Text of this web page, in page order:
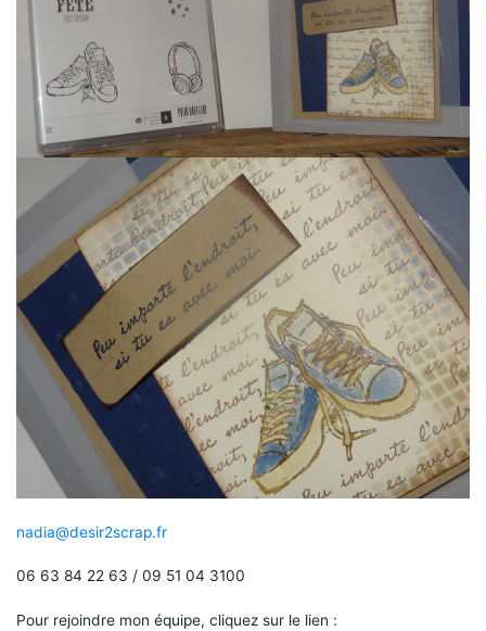
nadia@desir2scrap.fr
06 63 84 22 63 / 09 51 04 3100
Pour rejoindre mon équipe, cliquez sur le lien :